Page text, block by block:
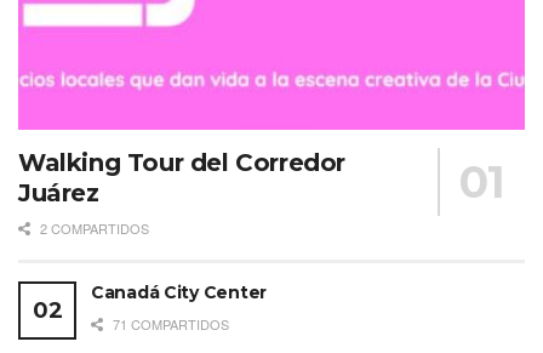
Walking Tour del Corredor
Juárez
2 COMPARTIDOS
Canadá City Center
71 COMPARTIDOS